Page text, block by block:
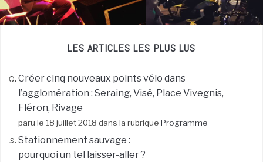
LES ARTICLES LES PLUS LUS
Créer cinq nouveaux points vélo dans
l’agglomération : Seraing, Visé, Place Vivegnis,
Fléron, Rivage
paru le 18 juillet 2018 dans la rubrique Programme
Stationnement sauvage :
pourquoi un tel laisser-aller ?